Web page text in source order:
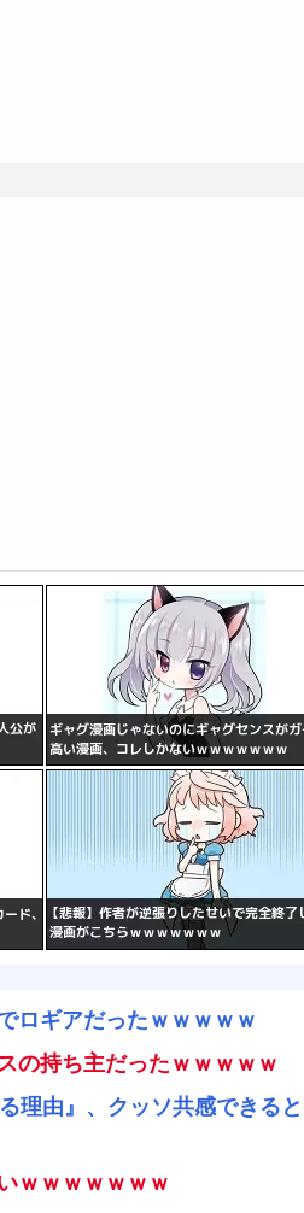
ロギアだったｗｗｗｗｗ
の持ち主だったｗｗｗｗｗ
理由』、クッソ共感できると
ｗｗｗｗｗｗｗ